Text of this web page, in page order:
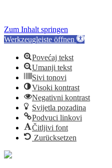
Zum Inhalt springen
Werkzeugleiste öffnen
Povećaj tekst
Umanji tekst
Sivi tonovi
Visoki kontrast
Negativni kontrast
Svijetla pozadina
Podvuci linkovi
Čitljivi font
Zurücksetzen